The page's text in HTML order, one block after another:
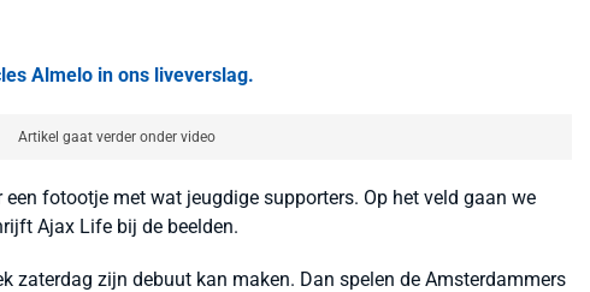
Almelo in ons liveverslag.
Artikel gaat verder onder video
fotootje met wat jeugdige supporters. Op het veld gaan we
Ajax Life bij de beelden.
zaterdag zijn debuut kan maken. Dan spelen de Amsterdammers